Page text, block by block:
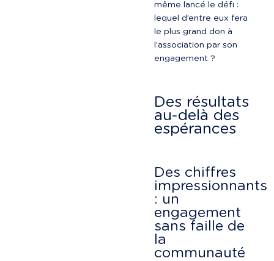
même lancé le défi :
lequel d’entre eux fera
le plus grand don à
l’association par son
engagement ?
Des résultats
au-delà des
espérances
Des chiffres
impressionnants
: un
engagement
sans faille de
la
communauté